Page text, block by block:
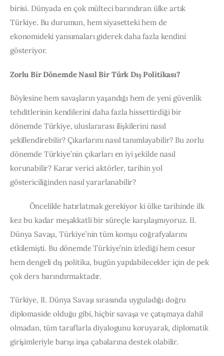
birisi. Dünyada en çok mülteci barındıran ülke artık
Türkiye. Bu durumun, hem siyasetteki hem de
ekonomideki yansımaları giderek daha fazla kendini
gösteriyor.
Zorlu Bir Dönemde Nasıl Bir Türk Dış Politikası?
Böylesine hem savaşların yaşandığı hem de yeni güvenlik
tehditlerinin kendilerini daha fazla hissettirdiği bir
dönemde Türkiye, uluslararası ilişkilerini nasıl
şekillendirebilir? Çıkarlarını nasıl tanımlayabilir? Bu zorlu
dönemde Türkiye’nin çıkarları en iyi şekilde nasıl
korunabilir? Karar verici aktörler, tarihin yol
göstericiliğinden nasıl yararlanabilir?
Öncelikle hatırlatmak gerekiyor ki ülke tarihinde ilk
kez bu kadar meşakkatli bir süreçle karşılaşmıyoruz. II.
Dünya Savaşı, Türkiye’nin tüm komşu coğrafyalarını
etkilemişti. Bu dönemde Türkiye’nin izlediği hem cesur
hem dengeli dış politika, bugün yapılabilecekler için de pek
çok ders barındırmaktadır.
Türkiye, II. Dünya Savaşı sırasında uyguladığı doğru
diplomaside olduğu gibi, hiçbir savaşa ve çatışmaya dahil
olmadan, tüm taraflarla diyalogunu koruyarak, diplomatik
girişimleriyle barışı inşa çabalarına destek olabilir.